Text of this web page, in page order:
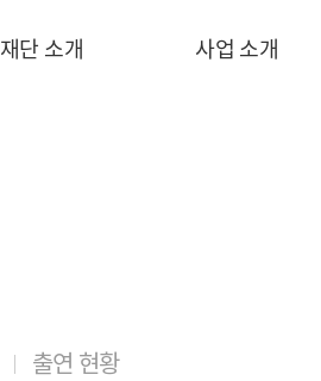
재단 소개 사업 소개
출연 현황